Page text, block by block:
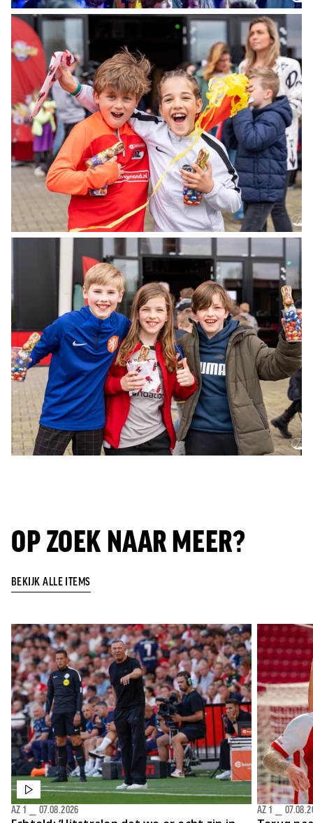
OP ZOEK NAAR MEER?
BEKIJK ALLE ITEMS
AZ 1 07.08.2026 AZ 1